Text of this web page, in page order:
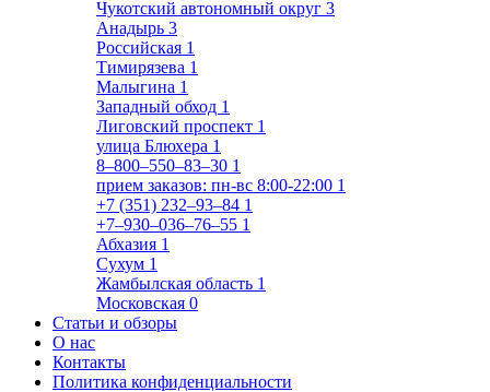
Чукотский автономный округ 3
Анадырь 3
Российская 1
Тимирязева 1
Малыгина 1
Западный обход 1
Лиговский проспект 1
улица Блюхера 1
8‒800‒550‒83‒30 1
прием заказов: пн-вс 8:00-22:00 1
+7 (351) 232‒93‒84 1
+7‒930‒036‒76‒55 1
Абхазия 1
Сухум 1
Жамбылская область 1
Московская 0
Статьи и обзоры
О нас
Контакты
Политика конфиденциальности